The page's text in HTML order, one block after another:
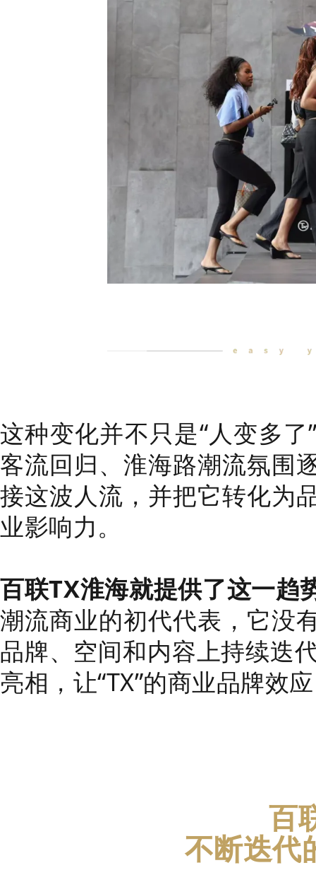
这种变化并不只是“人变多
客流回归、淮海路潮流氛围
接这波人流，并把它转化为
业影响力。
百联TX淮海就提供了这一趋
潮流商业的初代代表，它没
品牌、空间和内容上持续迭
亮相，让“TX”的商业品牌效
百
不断迭代